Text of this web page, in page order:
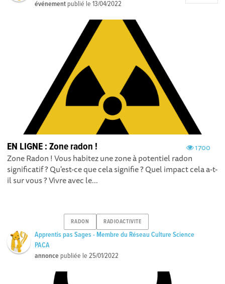
événement publié le13/04/2022
1700
EN LIGNE : Zone radon !
Zone Radon ! Vous habitez une zone à potentiel radon
significatif ? Qu'est-ce que cela signifie ? Quel impact cela a-t-
il sur vous ? Vivre avec le...
RADON RADIOACTIVITE
Apprentis pas Sages - Membre du Réseau Culture Science
PACA
annonce publiée le25/01/2022